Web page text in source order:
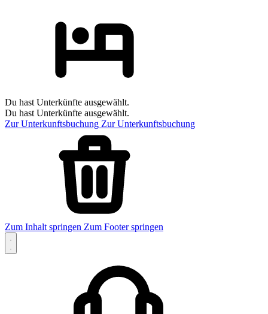
Du hast Unterkünfte ausgewählt.
Du hast Unterkünfte ausgewählt.
Zur Unterkunftsbuchung Zur Unterkunftsbuchung
Zum Inhalt springen Zum Footer springen